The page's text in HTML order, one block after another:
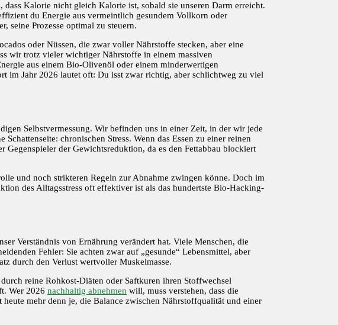
Kalorie nicht gleich Kalorie ist, sobald sie unseren Darm erreicht.
du Energie aus vermeintlich gesundem Vollkorn oder
seine Prozesse optimal zu steuern.
oder Nüssen, die zwar voller Nährstoffe stecken, aber eine
wir trotz vieler wichtiger Nährstoffe in einem massiven
aus einem Bio-Olivenöl oder einem minderwertigen
im Jahr 2026 lautet oft: Du isst zwar richtig, aber schlichtweg zu viel
Selbstvermessung. Wir befinden uns in einer Zeit, in der wir jede
chronischen Stress. Wenn das Essen zu einer reinen
Gegenspieler der Gewichtsreduktion, da es den Fettabbau blockiert
und noch strikteren Regeln zur Abnahme zwingen könne. Doch im
des Alltagsstress oft effektiver ist als das hundertste Bio-Hacking-
Verständnis von Ernährung verändert hat. Viele Menschen, die
Fehler: Sie achten zwar auf „gesunde“ Lebensmittel, aber
durch den Verlust wertvoller Muskelmasse.
reine Rohkost-Diäten oder Saftkuren ihren Stoffwechsel
Wer 2026 nachhaltig abnehmen will, muss verstehen, dass die
mehr denn je, die Balance zwischen Nährstoffqualität und einer